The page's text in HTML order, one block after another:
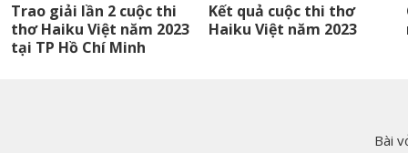
Trao giải lần 2 cuộc thi
thơ Haiku Việt năm 2023
tại TP Hồ Chí Minh
Kết quả cuộc thi thơ
Haiku Việt năm 2023
Bài